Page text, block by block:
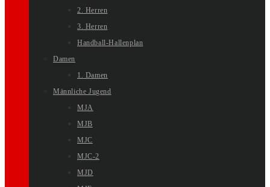
2. Herren
3. Herren
Handball-Hallenplan
Damen
1. Damen
Männliche Jugend
MJA
MJB
MJC
MJC-2
MJD